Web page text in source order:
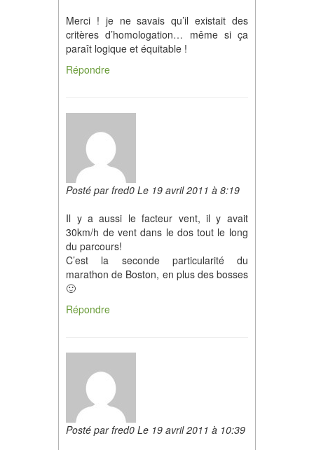
Merci ! je ne savais qu’il existait des
critères d’homologation… même si ça
paraît logique et équitable !
Répondre
Posté par fred0 Le 19 avril 2011 à 8:19
Il y a aussi le facteur vent, il y avait
30km/h de vent dans le dos tout le long
du parcours!
C’est la seconde particularité du
marathon de Boston, en plus des bosses
🙂
Répondre
Posté par fred0 Le 19 avril 2011 à 10:39